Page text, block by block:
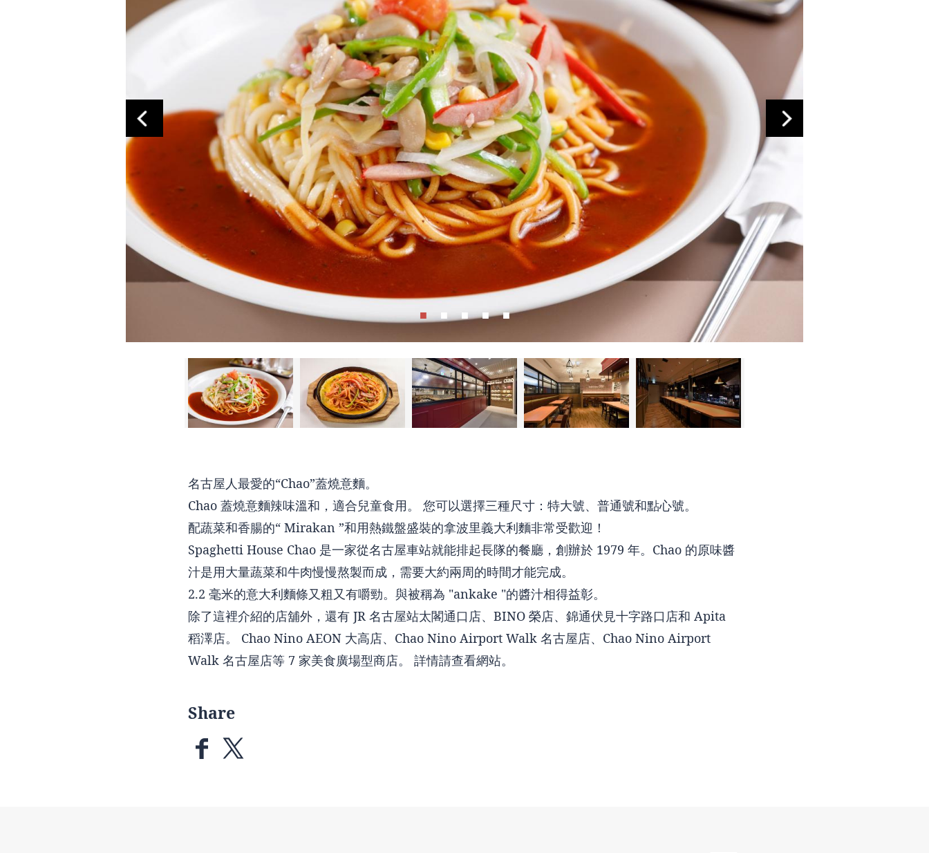
名古屋人最愛的“Chao”蓋燒意麵。
Chao 蓋燒意麵辣味溫和，適合兒童食用。 您可以選擇三種尺寸：特大號、普通號和點心號。
配蔬菜和香腸的“ Mirakan ”和用熱鐵盤盛裝的拿波里義大利麵非常受歡迎！
Spaghetti House Chao 是一家從名古屋車站就能排起長隊的餐廳，創辦於 1979 年。Chao 的原味醬
汁是用大量蔬菜和牛肉慢慢熬製而成，需要大約兩周的時間才能完成。
2.2 毫米的意大利麵條又粗又有嚼勁。與被稱為 "ankake "的醬汁相得益彰。
除了這裡介紹的店舖外，還有 JR 名古屋站太閣通口店、BINO 榮店、錦通伏見十字路口店和 Apita
稻澤店。 Chao Nino AEON 大高店、Chao Nino Airport Walk 名古屋店、Chao Nino Airport
Walk 名古屋店等 7 家美食廣場型商店。 詳情請查看網站。
Share